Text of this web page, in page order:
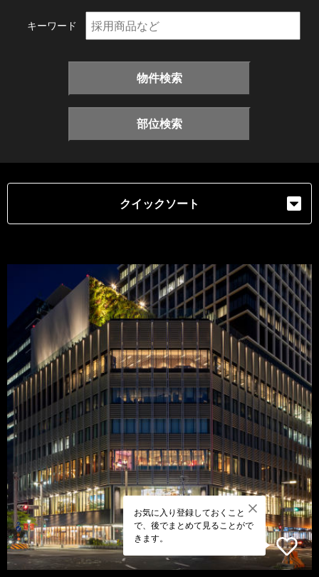
キーワード
物件検索
部位検索
クイックソート
お気に入り登録しておくこと
で、後でまとめて見ることがで
きます。